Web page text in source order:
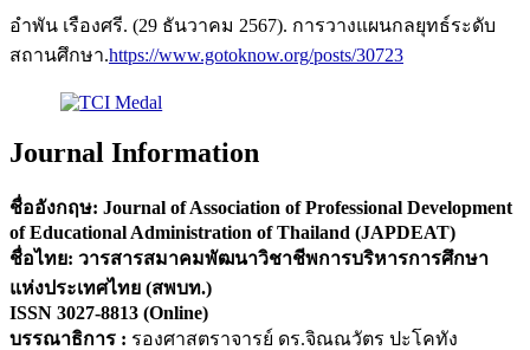
อำพัน เรืองศรี. (29 ธันวาคม 2567). การวางแผนกลยุทธ์ระดับ
สถานศึกษา.https://www.gotoknow.org/posts/30723
Journal Information
ชื่ออังกฤษ: Journal of Association of Professional Development
of Educational Administration of Thailand (JAPDEAT)
ชื่อไทย: วารสารสมาคมพัฒนาวิชาชีพการบริหารการศึกษา
แห่งประเทศไทย (สพบท.)
ISSN 3027-8813 (Online)
บรรณาธิการ : รองศาสตราจารย์ ดร.จิณณวัตร ปะโคทัง